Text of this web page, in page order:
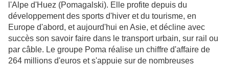
l'Alpe d'Huez (Pomagalski). Elle profite depuis du
développement des sports d'hiver et du tourisme, en
Europe d'abord, et aujourd'hui en Asie, et décline avec
succès son savoir faire dans le transport urbain, sur rail ou
par câble. Le groupe Poma réalise un chiffre d'affaire de
264 millions d'euros et s'appuie sur de nombreuses